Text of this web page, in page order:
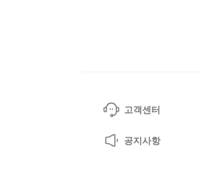
고객센터
공지사항